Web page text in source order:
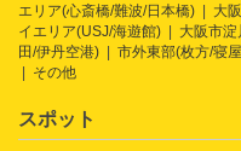
エリア(心斎橋/難波/日本橋)
大
イエリア(USJ/海遊館)
大阪市
田/伊丹空港)
市外東部(枚方/寝
その他
スポット